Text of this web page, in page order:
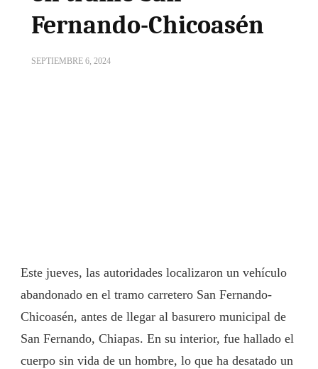
Fernando-Chicoasén
SEPTIEMBRE 6, 2024
Este jueves, las autoridades localizaron un vehículo
abandonado en el tramo carretero San Fernando-
Chicoasén, antes de llegar al basurero municipal de
San Fernando, Chiapas. En su interior, fue hallado el
cuerpo sin vida de un hombre, lo que ha desatado un